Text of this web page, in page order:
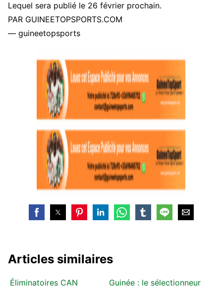
Lequel sera publié le 26 février prochain.
PAR GUINEETOPSPORTS.COM
— guineetopsports
Articles similaires
Éliminatoires CAN
Guinée : le sélectionneur